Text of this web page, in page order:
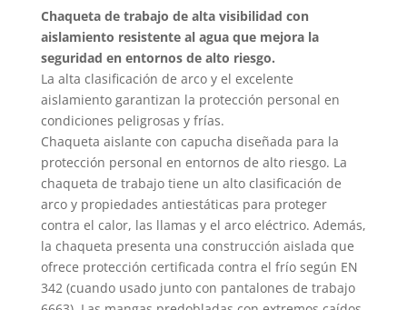
se
pueden
elegir
en
la
página
de
producto
Chaqueta de trabajo de alta visibilidad con
aislamiento resistente al agua que mejora la
seguridad en entornos de alto riesgo.
La alta clasificación de arco y el excelente
aislamiento garantizan la protección personal en
condiciones peligrosas y frías.
Chaqueta aislante con capucha diseñada para la
protección personal en entornos de alto riesgo. La
chaqueta de trabajo tiene un alto clasificación de
arco y propiedades antiestáticas para proteger
contra el calor, las llamas y el arco eléctrico. Además,
la chaqueta presenta una construcción aislada que
ofrece protección certificada contra el frío según EN
342 (cuando usado junto con pantalones de trabajo